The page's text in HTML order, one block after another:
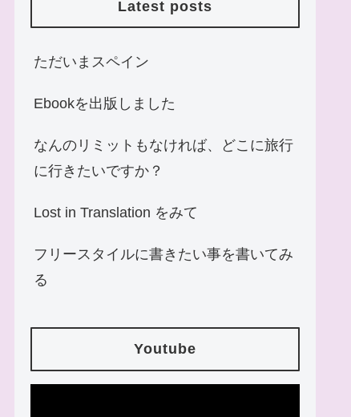
Latest posts
ただいまスペイン
Ebookを出版しました
なんのリミットもなければ、どこに旅行
に行きたいですか？
Lost in Translation をみて
フリースタイルに書きたい事を書いてみ
る
Youtube